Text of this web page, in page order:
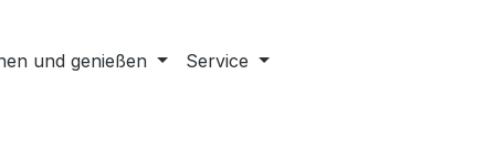
und genießen Service